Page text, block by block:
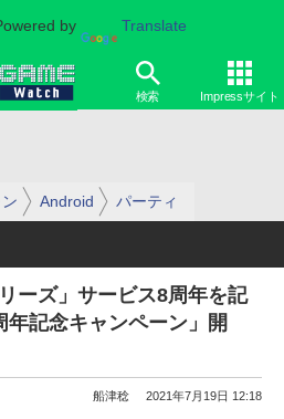
by Translate
検索 Impressサイト
Android パーティ
ーズ」サービス8周年を記
記念キャンペーン」開
船津稔 2021年7月19日 12:18